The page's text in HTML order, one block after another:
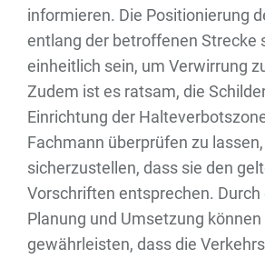
informieren. Die Positionierung
entlang der betroffenen Strecke
einheitlich sein, um Verwirrung
Zudem ist es ratsam, die
Einrichtung der
Fachmann überprüfen zu
sicherzustellen, dass sie den
Vorschriften entsprechen.
Planung und Umsetzung können
gewährleisten, dass die